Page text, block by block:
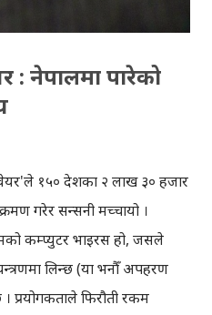
थियो । त्यही चोरी गरिएको
: नेपालमा पारेको
१५० देशका २ लाख ३० हजार
गरेर सन्सनी मच्चायो ।
कम्प्युटर भाइरस हो, जसले
लिन्छ (या भनौँ अपहरण
प्रयोगकर्ताले फिरौती रकम